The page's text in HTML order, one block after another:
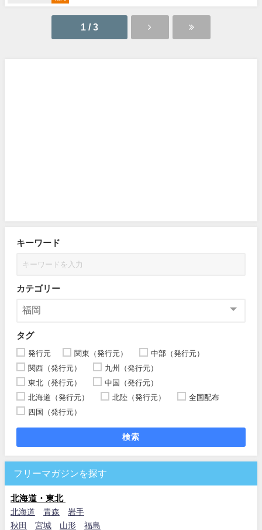
1 / 3
キーワード
カテゴリー
タグ
発行元 関東（発行元）
中部（発行元）
関西（発行元）
九州（発行元）
東北（発行元）
中国（発行元）
北海道（発行元）
北陸（発行元）
全国配布
四国（発行元）
検索
フリーマガジンを探す
北海道・東北
北海道 青森
岩手
秋田
宮城 山形 福島